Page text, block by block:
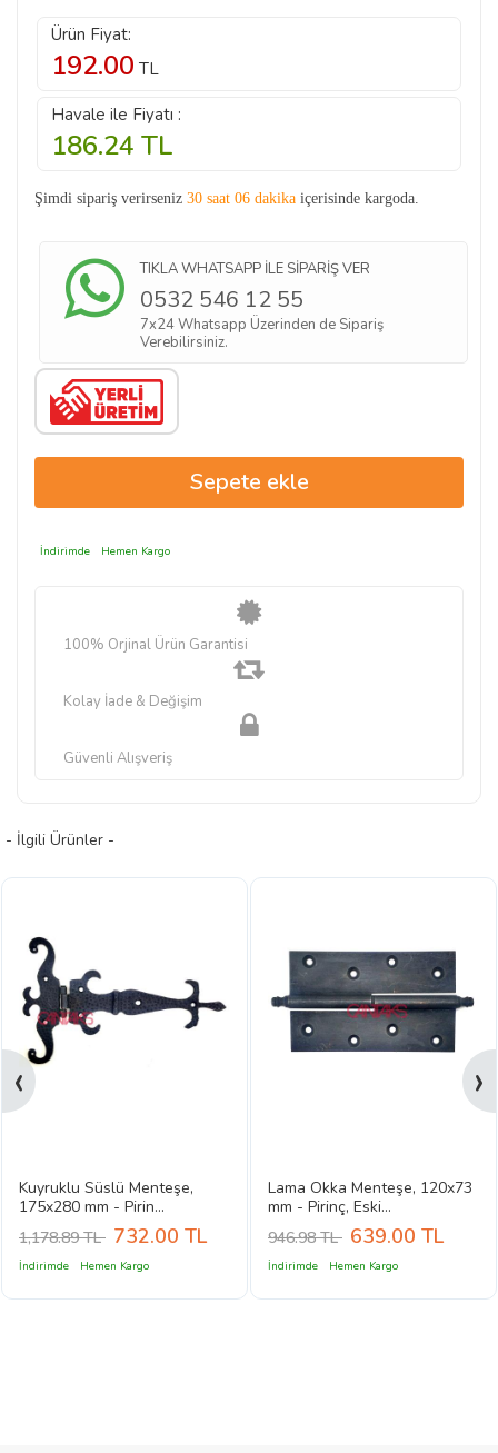
Ürün Fiyat:
192.00 TL
Havale ile Fiyatı :
186.24 TL
Şimdi sipariş verirseniz 30 saat 06 dakika içerisinde kargoda.
TIKLA WHATSAPP İLE SİPARİŞ VER
0532 546 12 55
7x24 Whatsapp Üzerinden de Sipariş
Verebilirsiniz.
İndirimde Hemen Kargo
100% Orjinal Ürün Garantisi
Kolay İade & Değişim
Güvenli Alışveriş
- İlgili Ürünler -
Kuyruklu Süslü Menteşe,
175x280 mm - Pirin...
1,178.89 TL 732.00 TL
İndirimde Hemen Kargo
Lama Okka Menteşe, 120x73
mm - Pirinç, Eski...
946.98 TL 639.00 TL
İndirimde Hemen Kargo
‹ ›